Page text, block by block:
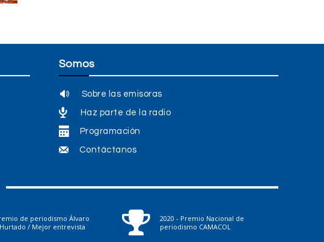
Somos
Sobre las emisoras
Haz parte de la radio
Programación
Contáctanos
de periodismo Álvaro
/ Mejor entrevista
2020 - Premio Nacional de
periodismo CAMACOL